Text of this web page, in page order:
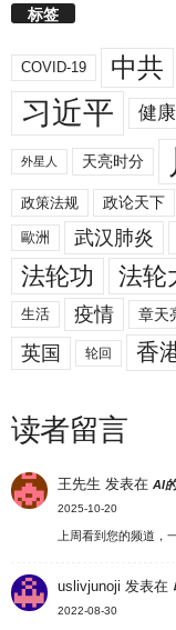
标签
COVID-19 中共
习近平 健康
外星人 天亮时分
政策法规 政论天下
歐洲 武汉肺炎
法轮功 法轮
生活 疫情 章天
英国 轮回 香
读者留言
王先生 发表在AI
2025-10-20
上周看到您的频道，
uslivjunoji 发表在
2022-08-30